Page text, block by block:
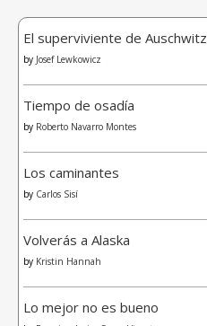
El superviviente de Auschwitz
by Josef Lewkowicz
Tiempo de osadía
by Roberto Navarro Montes
Los caminantes
by Carlos Sisí
Volverás a Alaska
by Kristin Hannah
Lo mejor no es bueno